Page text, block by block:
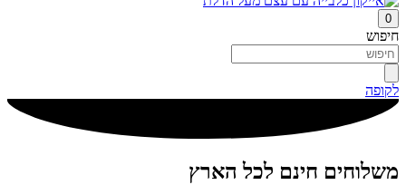
0
חיפוש
לקופה
משלוחים חינם לכל הארץ